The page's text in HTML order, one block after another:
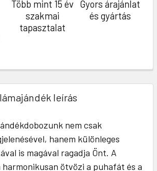
Több mint 15 év
szakmai
tapasztalat
Gyors árajánlat
és gyártás
leírás
nem csak
hanem különleges
is magával ragadja Önt. A
harmonikusan ötvözi a puhafát és a